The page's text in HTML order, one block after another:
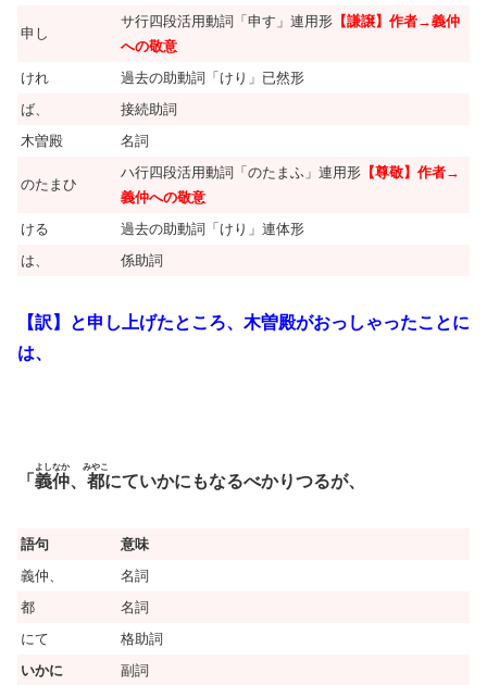
申し
サ行四段活用動詞「申す」連用形 【謙譲】作者→義仲
への敬意
けれ
過去の助動詞「けり」已然形
ば、
接続助詞
木曽殿
名詞
のたまひ
ハ行四段活用動詞「のたまふ」連用形 【尊敬】作者→
義仲への敬意
ける
過去の助動詞「けり」連体形
は、
係助詞
【訳】と申し上げたところ、木曽殿がおっしゃったことに
は、
「 義仲
よしなか
、 都
みやこ
にていかにもなるべかりつるが、
語句
意味
義仲、
名詞
都
名詞
にて
格助詞
いかに
副詞